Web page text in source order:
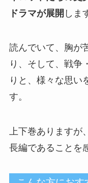
ドラマが展開 しま
読んでいて、胸が
り、そして、戦争
りと、様々な思い
す。
上下巻ありますが
長編であることを